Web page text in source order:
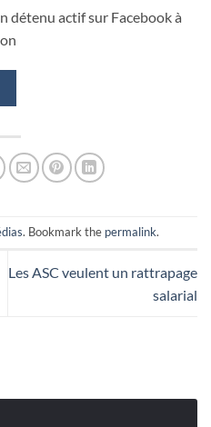
détenu actif sur Facebook à
. Bookmark the permalink.
Les ASC veulent un rattrapage
salarial